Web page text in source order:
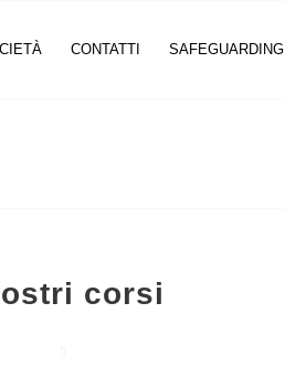
CONTATTI SAFEGUARDING
corsi